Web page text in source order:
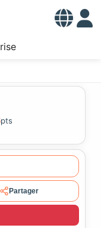
pts
Partager